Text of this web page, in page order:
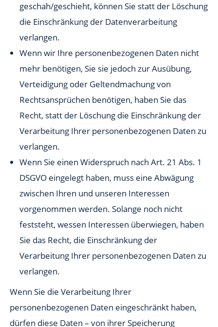
geschah/geschieht, können Sie statt der Löschung
die Einschränkung der Datenverarbeitung
verlangen.
Wenn wir Ihre personenbezogenen Daten nicht
mehr benötigen, Sie sie jedoch zur Ausübung,
Verteidigung oder Geltendmachung von
Rechtsansprüchen benötigen, haben Sie das
Recht, statt der Löschung die Einschränkung der
Verarbeitung Ihrer personenbezogenen Daten zu
verlangen.
Wenn Sie einen Widerspruch nach Art. 21 Abs. 1
DSGVO eingelegt haben, muss eine Abwägung
zwischen Ihren und unseren Interessen
vorgenommen werden. Solange noch nicht
feststeht, wessen Interessen überwiegen, haben
Sie das Recht, die Einschränkung der
Verarbeitung Ihrer personenbezogenen Daten zu
verlangen.
Wenn Sie die Verarbeitung Ihrer
personenbezogenen Daten eingeschränkt haben,
dürfen diese Daten – von ihrer Speicherung